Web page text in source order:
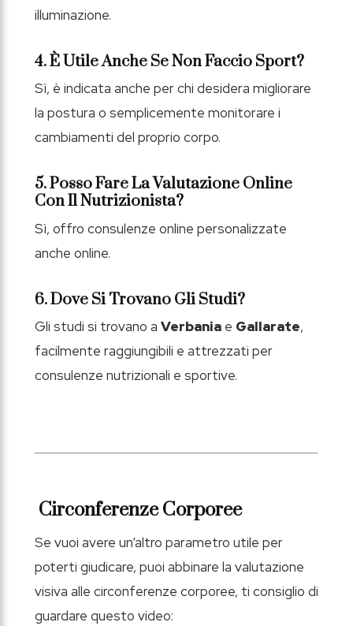
illuminazione.
4. È Utile Anche Se Non Faccio Sport?
Sì, è indicata anche per chi desidera migliorare
la postura o semplicemente monitorare i
cambiamenti del proprio corpo.
5. Posso Fare La Valutazione Online
Con Il Nutrizionista?
Sì, offro consulenze online personalizzate
anche online.
6. Dove Si Trovano Gli Studi?
Gli studi si trovano a Verbania e Gallarate,
facilmente raggiungibili e attrezzati per
consulenze nutrizionali e sportive.
Circonferenze Corporee
Se vuoi avere un’altro parametro utile per
poterti giudicare, puoi abbinare la valutazione
visiva alle circonferenze corporee, ti consiglio di
guardare questo video: